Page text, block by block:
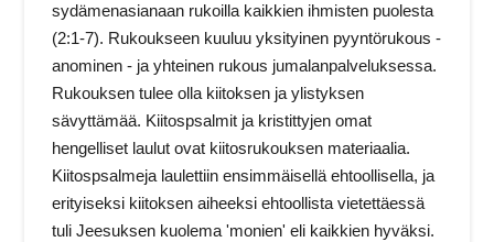
sydämenasianaan rukoilla kaikkien ihmisten puolesta
(2:1-7). Rukoukseen kuuluu yksityinen pyyntörukous -
anominen - ja yhteinen rukous jumalanpalveluksessa.
Rukouksen tulee olla kiitoksen ja ylistyksen
sävyttämää. Kiitospsalmit ja kristittyjen omat
hengelliset laulut ovat kiitosrukouksen materiaalia.
Kiitospsalmeja laulettiin ensimmäisellä ehtoollisella, ja
erityiseksi kiitoksen aiheeksi ehtoollista vietettäessä
tuli Jeesuksen kuolema 'monien' eli kaikkien hyväksi.